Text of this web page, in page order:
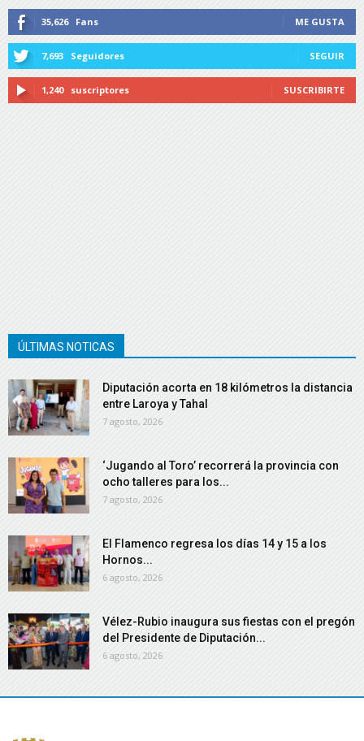
35,626 Fans ME GUSTA
7,693 Seguidores SEGUIR
1,240 suscriptores SUSCRIBIRTE
ÚLTIMAS NOTICAS
Diputación acorta en 18 kilómetros la distancia
entre Laroya y Tahal
7 agosto, 2026
‘Jugando al Toro’ recorrerá la provincia con
ocho talleres para los...
7 agosto, 2026
El Flamenco regresa los días 14 y 15 a los
Hornos...
6 agosto, 2026
Vélez-Rubio inaugura sus fiestas con el pregón
del Presidente de Diputación...
6 agosto, 2026